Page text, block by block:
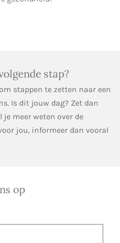
stap?
stappen te zetten naar een
Is dit jouw dag? Zet dan
je meer weten over de
jou, informeer dan vooral
op